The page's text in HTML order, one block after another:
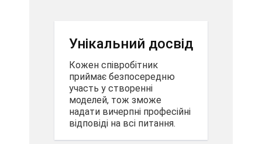
Унікальний досвід
Кожен співробітник
приймає безпосередню
участь у створенні
моделей, тож зможе
надати вичерпні професійні
відповіді на всі питання.